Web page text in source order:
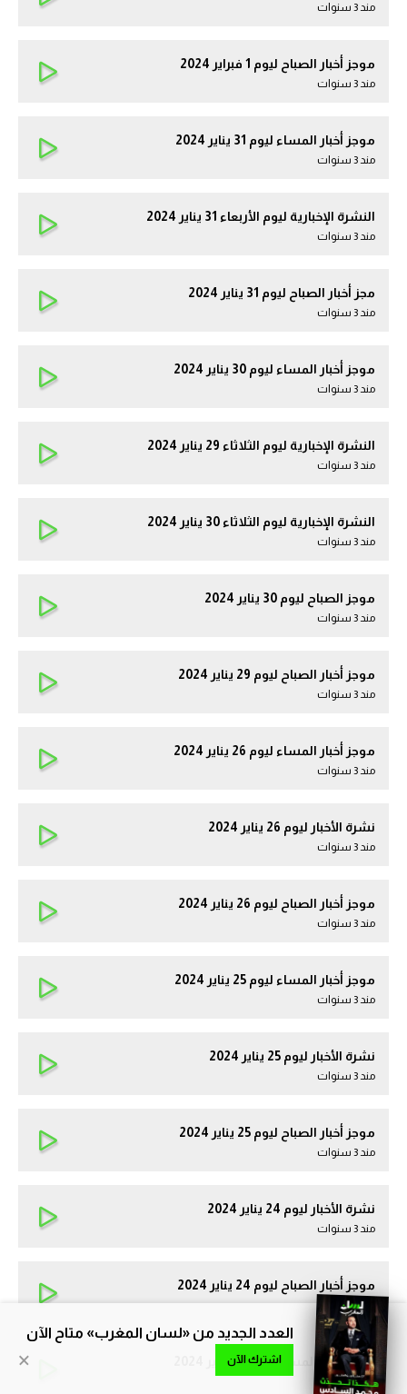
مند 3 سنوات
موجز أخبار الصباح ليوم 1 فبراير 2024
مند 3 سنوات
موجز أخبار المساء ليوم 31 يناير 2024
مند 3 سنوات
النشرة الإخبارية ليوم الأربعاء 31 يناير 2024
مند 3 سنوات
مجز أخبار الصباح ليوم 31 يناير 2024
مند 3 سنوات
موجز أخبار المساء ليوم 30 يناير 2024
مند 3 سنوات
النشرة الإخبارية ليوم الثلاثاء 29 يناير 2024
مند 3 سنوات
النشرة الإخبارية ليوم الثلاثاء 30 يناير 2024
مند 3 سنوات
موجز الصباح ليوم 30 يناير 2024
مند 3 سنوات
موجز أخبار الصباح ليوم 29 يناير 2024
مند 3 سنوات
موجز أخبار المساء ليوم 26 يناير 2024
مند 3 سنوات
نشرة الأخبار ليوم 26 يناير 2024
مند 3 سنوات
موجز أخبار الصباح ليوم 26 يناير 2024
مند 3 سنوات
موجز أخبار المساء ليوم 25 يناير 2024
مند 3 سنوات
نشرة الأخبار ليوم 25 يناير 2024
مند 3 سنوات
موجز أخبار الصباح ليوم 25 يناير 2024
مند 3 سنوات
نشرة الأخبار ليوم 24 يناير 2024
مند 3 سنوات
موجز أخبار الصباح ليوم 24 يناير 2024
مند 3 سنوات
موجز أخبار المساء ليوم 23 يناير 2024
مند 3 سنوات
العدد الجديد من «لسان المغرب» متاح الآن
اشترك الآن ×